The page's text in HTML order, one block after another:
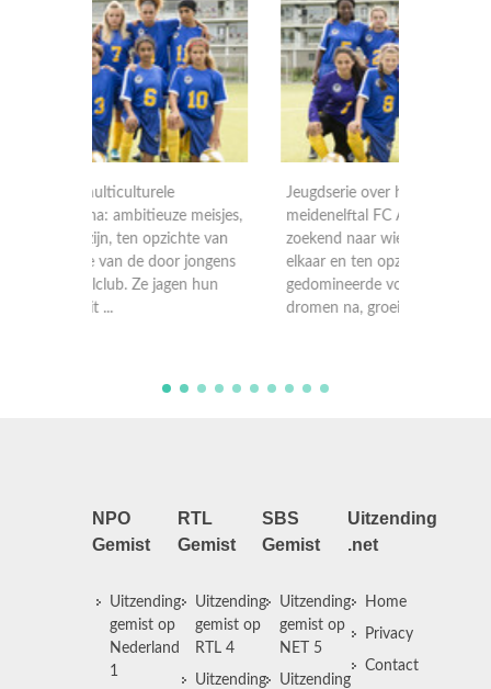
Jeugdserie over het multiculturele
meidenelftal FC Athena: ambitieuze meisjes,
zoekend naar wie ze zijn, ten opzichte van
elkaar en ten opzichte van de door jongens
gedomineerde voetbalclub. Ze jagen hun
dromen na, groeien uit ...
NPO
Gemist
Uitzending
gemist op
Nederland
1
RTL
Gemist
Uitzending
gemist op
RTL 4
Uitzending
SBS
Gemist
Uitzending
gemist op
NET 5
Uitzending
Uitzending
.net
Home
Privacy
Contact